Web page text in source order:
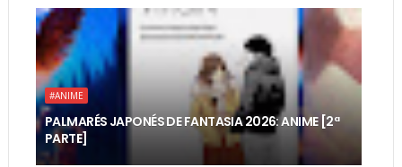
#ANIME
PALMARÉS JAPONÉS DE FANTASIA 2026: ANIME [2ª
PARTE]